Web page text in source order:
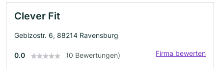
Clever Fit
Gebizostr. 6, 88214 Ravensburg
0.0 (0 Bewertungen) Firma bewerten